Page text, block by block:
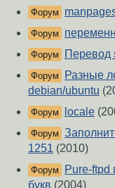
Форум
Форум
Форум Перевод
Форум
Разные
debian/ubuntu
Форум locale
Форум
1251 (2010)
Форум
Pure-ftpd
букв (2004)